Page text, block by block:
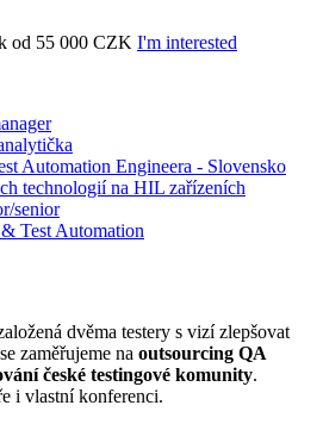
od 55 000 CZK I'm interested
Automation Engineera - Slovensko
technologií na HIL zařízeních
senior
Test Automation
dvěma testery s vizí zlepšovat
zaměřujeme na outsourcing QA
české testingové komunity.
i vlastní konferenci.